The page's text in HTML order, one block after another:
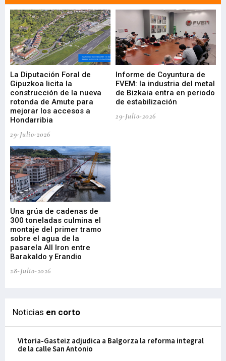
La Diputación Foral de
Gipuzkoa licita la
construcción de la nueva
rotonda de Amute para
mejorar los accesos a
Hondarribia
29-Julio-2026
Informe de Coyuntura de
FVEM: la industria del metal
de Bizkaia entra en periodo
de estabilización
29-Julio-2026
Una grúa de cadenas de
300 toneladas culmina el
montaje del primer tramo
sobre el agua de la
pasarela All Iron entre
Barakaldo y Erandio
28-Julio-2026
Noticias en corto
Vitoria-Gasteiz adjudica a Balgorza la reforma integral
de la calle San Antonio